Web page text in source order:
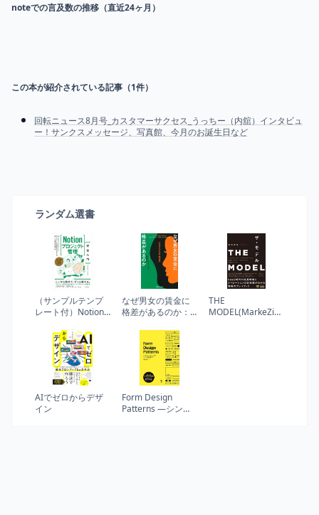
noteでの言及数の推移（直近24ヶ月）
この本が紹介されている記事（1件）
回転ニュース8月号_カスタマーサクセス_うっちー（内舘）インタビュ
ー！サンクスメッセージ、写真館、今月のお誕生日など
ランダム選書
（サンプルテンプ
レート付）Notion
完全入門 Webク
リエイター＆エン
ジニアの作業がは
かどる新しい案件
管理手法
なぜ男女の賃金に
格差があるのか：
THE
MODEL(MarkeZine
AIでゼロからデザ
イン
Form Design
Patterns ―シンプ